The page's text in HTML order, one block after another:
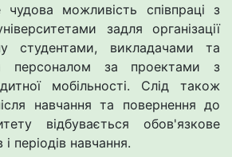
чудова можливість співпраці з
задля організації
студентами, викладачами та
персоналом за проектами з
мобільності. Слід також
навчання та повернення до
відбувається обов'язкове
періодів навчання.